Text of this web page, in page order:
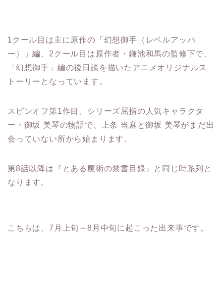
1クール目は主に原作の「幻想御手（レベルアッパ
ー）」編、2クール目は原作者・鎌池和馬の監修下で、
「幻想御手」編の後日談を描いたアニメオリジナルス
トーリーとなっています。
スピンオフ第1作目、シリーズ屈指の人気キャラクタ
ー・御坂 美琴の物語で、上条 当麻と御坂 美琴がまだ出
会っていない所から始まります。
第8話以降は『とある魔術の禁書目録』と同じ時系列と
なります。
こちらは、7月上旬～8月中旬に起こった出来事です。